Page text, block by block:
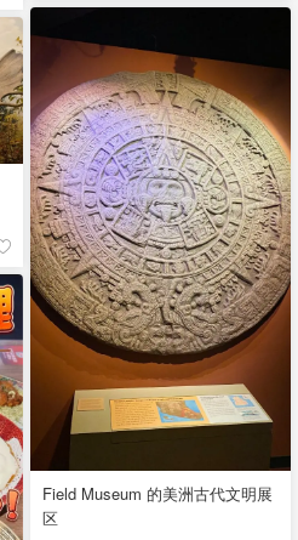
Field Museum 的美洲古代文明展
区